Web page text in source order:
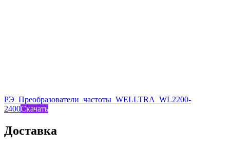
РЭ_Преобразователи_частоты_WELLTRA_WL2200-
2400Скачать
Доставка